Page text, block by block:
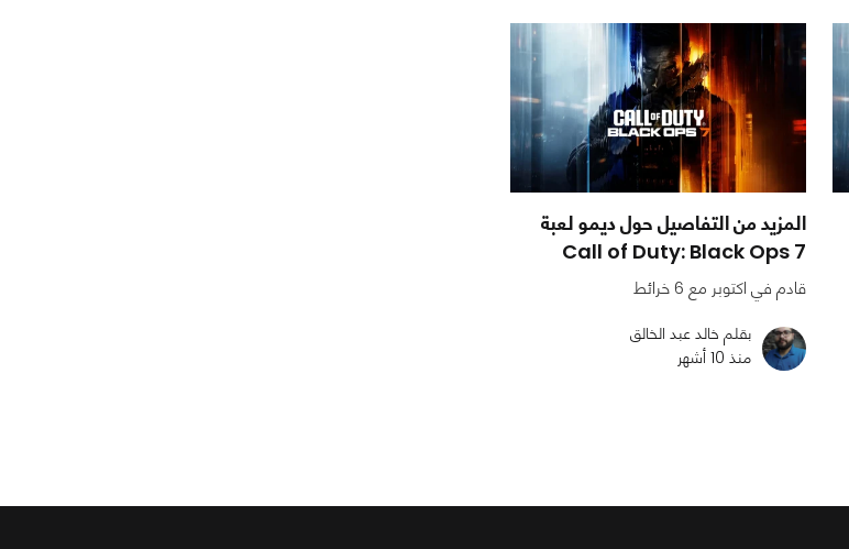
المزيد من التفاصيل حول ديمو لعبة
Call of Duty: Black Ops 7
قادم في اكتوبر مع 6 خرائط
بقلم خالد عبد الخالق
منذ 10 أشهر